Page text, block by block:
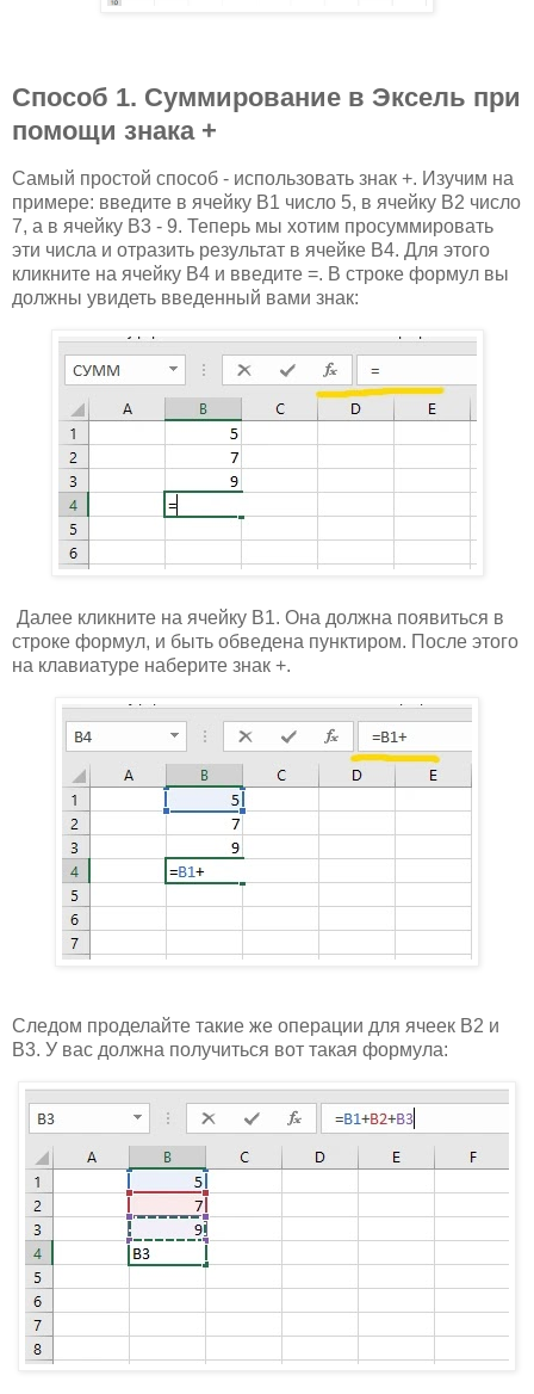
Способ 1. Суммирование в Эксель при
помощи знака +
Самый простой способ - использовать знак +. Изучим на
примере: введите в ячейку B1 число 5, в ячейку B2 число
7, а в ячейку B3 - 9. Теперь мы хотим просуммировать
эти числа и отразить результат в ячейке B4. Для этого
кликните на ячейку B4 и введите =. В строке формул вы
должны увидеть введенный вами знак:
Далее кликните на ячейку B1. Она должна появиться в
строке формул, и быть обведена пунктиром. После этого
на клавиатуре наберите знак +.
Следом проделайте такие же операции для ячеек B2 и
B3. У вас должна получиться вот такая формула: